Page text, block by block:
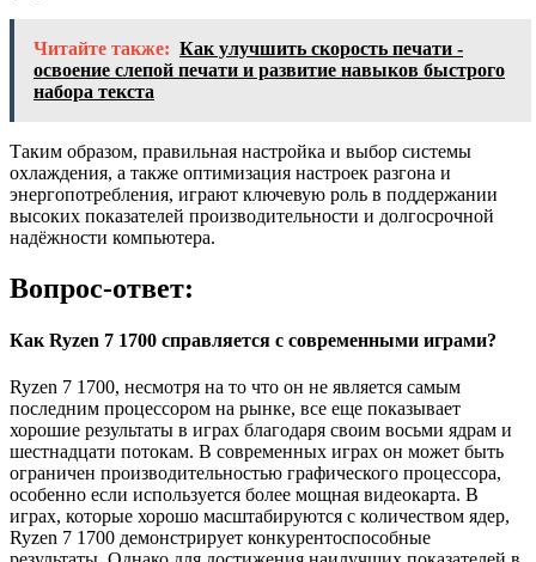
Читайте также: Как улучшить скорость печати -
освоение слепой печати и развитие навыков быстрого
набора текста
Таким образом, правильная настройка и выбор системы
охлаждения, а также оптимизация настроек разгона и
энергопотребления, играют ключевую роль в поддержании
высоких показателей производительности и долгосрочной
надёжности компьютера.
Вопрос-ответ:
Как Ryzen 7 1700 справляется с современными играми?
Ryzen 7 1700, несмотря на то что он не является самым
последним процессором на рынке, все еще показывает
хорошие результаты в играх благодаря своим восьми ядрам и
шестнадцати потокам. В современных играх он может быть
ограничен производительностью графического процессора,
особенно если используется более мощная видеокарта. В
играх, которые хорошо масштабируются с количеством ядер,
Ryzen 7 1700 демонстрирует конкурентоспособные